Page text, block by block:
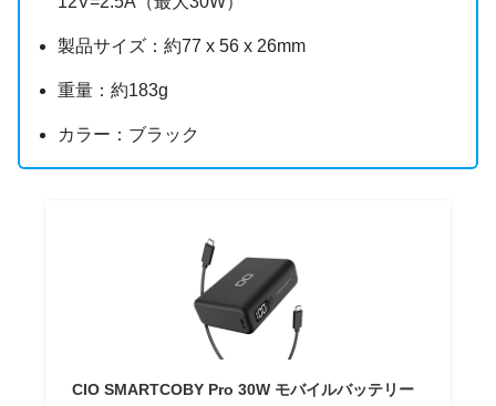
製品サイズ：約77 x 56 x 26mm
重量：約183g
カラー：ブラック
CIO SMARTCOBY Pro 30W モバイルバッテリー